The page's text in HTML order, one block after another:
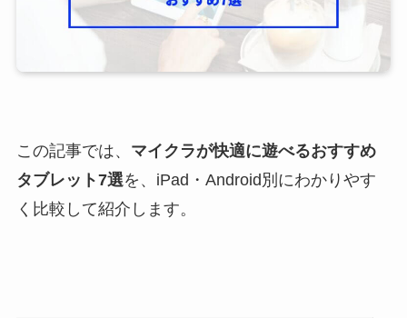
この記事では、 マイクラが快適に遊べるおすすめ
タブレット7選を、iPad・Android別にわかりやす
く比較して紹介します。